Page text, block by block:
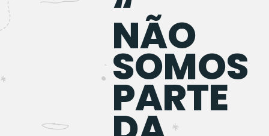
“
NÃO
SOMOS
PARTE